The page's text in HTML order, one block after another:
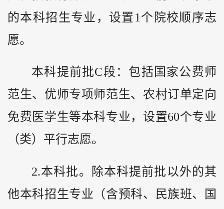
的本科招生专业，设置1个院校顺序志
愿。
本科提前批C段：包括国家公费师
范生、优师专项师范生、农村订单定向
免费医学生等本科专业，设置60个专业
（类）平行志愿。
2.本科批。除本科提前批以外的其
他本科招生专业（含预科、民族班、国